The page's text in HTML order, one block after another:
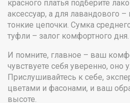
красного платья подберите
аксессуар, а для лавандового
тонкие цепочки. Сумка
туфли – залог комфортного дня.
И помните, главное – ваш
чувствуете себя уверенно, оно
Прислушивайтесь к себе,
цветами и фасонами, и ваш
высоте.